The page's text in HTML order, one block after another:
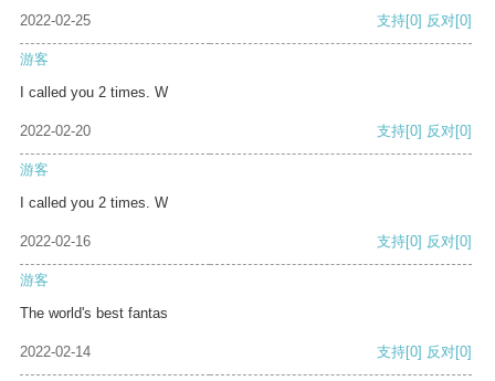
2022-02-25 支持[0] 反对[0]
游客
I called you 2 times. W
2022-02-20 支持[0] 反对[0]
游客
I called you 2 times. W
2022-02-16 支持[0] 反对[0]
游客
The world's best fantas
2022-02-14 支持[0] 反对[0]